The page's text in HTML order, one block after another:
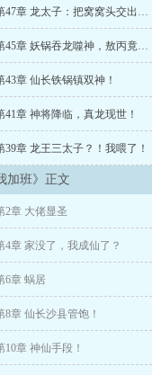
死马当活马医的心态点
传语100%具现化！
第一卷 第47章 龙太子：把窝窝头交出来！
第一卷 第45章 妖锅吞龙噬神，敖丙竟未死！
43章 仙长铁锅镇双神！
41章 神将降临，真龙现世！
39章 龙王三太子？！我喂了！
加班》正文
2章 大佬显圣
4章 家没了，我成仙了？
6章 蜗居
8章 仙长沙县管饱！
10章 神仙手段！